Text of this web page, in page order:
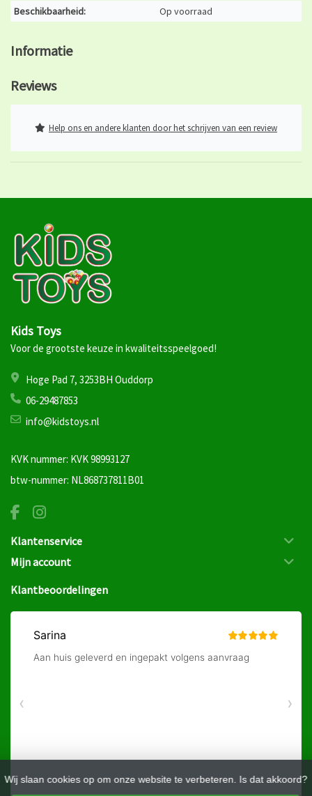
Wij slaan cookies op om onze website te verbeteren. Is dat akkoord?
Beschikbaarheid:
Op voorraad
Informatie
Reviews
Help ons en andere klanten door het schrijven van een review
Kids Toys
Voor de grootste keuze in kwaliteitsspeelgoed!
Hoge Pad 7, 3253BH Ouddorp
06-29487853
info@kidstoys.nl
KVK nummer: KVK 98993127
btw-nummer: NL868737811B01
Klantenservice
Mijn account
Klantbeoordelingen